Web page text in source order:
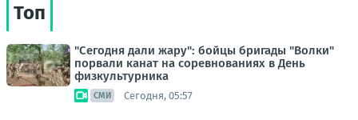
Топ
"Сегодня дали жару": бойцы бригады "Волки"
порвали канат на соревнованиях в День
физкультурника
СМИ Сегодня, 05:57